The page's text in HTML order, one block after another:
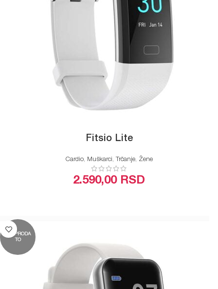
Fitsio Lite
Cardio, Muškarci, Trčanje, Žene
2.590,00 RSD
RASPRODA
TO